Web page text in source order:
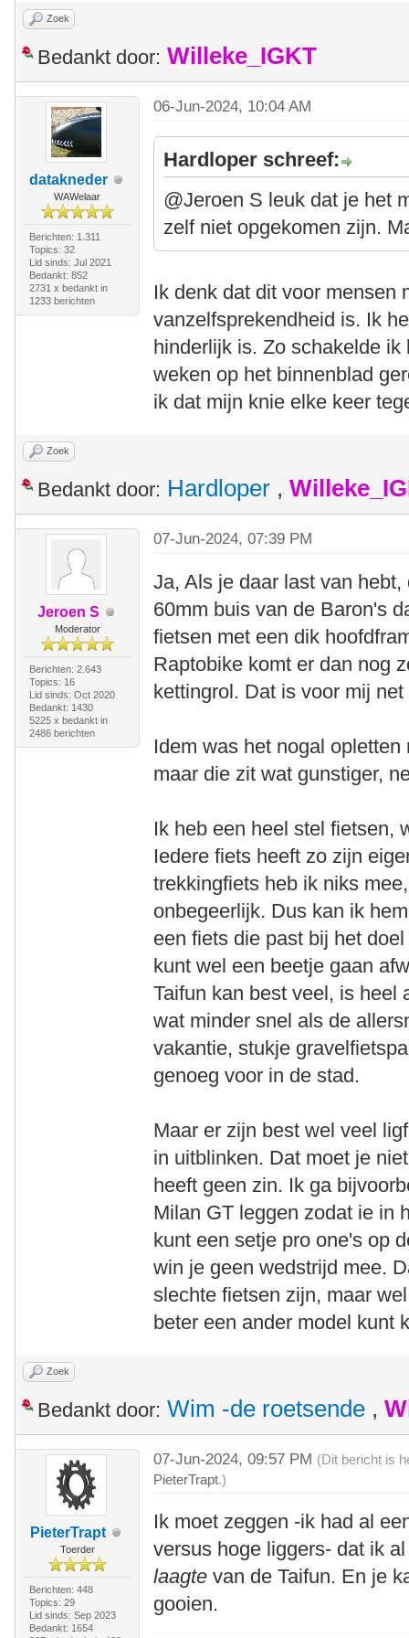
Zoek
Bedankt door: Willeke_IGKT
datakneder
WAWelaar
Berichten: 1.311
Topics: 32
Lid sinds: Jul 2021
Bedankt: 852
2731 x bedankt in
1233 berichten
06-Jun-2024, 10:04 AM
Hardloper schreef:
@Jeroen S leuk dat je het
zelf niet opgekomen zijn.
Ik denk dat dit voor mensen
vanzelfsprekendheid is. Ik
hinderlijk is. Zo schakelde
weken op het binnenblad
ik dat mijn knie elke keer
Zoek
Bedankt door: Hardloper ,
Jeroen S
Moderator
Berichten: 2.643
Topics: 16
Lid sinds: Oct 2020
Bedankt: 1430
5225 x bedankt in
2486 berichten
07-Jun-2024, 07:39 PM
Ja, Als je daar last van
60mm buis van de Baron's
fietsen met een dik
Raptobike komt er dan nog
kettingrol. Dat is voor mij
Idem was het nogal
maar die zit wat gunstiger,
Ik heb een heel stel fietsen,
Iedere fiets heeft zo zijn
trekkingfiets heb ik niks
onbegeerlijk. Dus kan ik
een fiets die past bij het
kunt wel een beetje gaan
Taifun kan best veel, is heel
wat minder snel als de
vakantie, stukje
genoeg voor in de stad.
Maar er zijn best wel veel
in uitblinken. Dat moet je
heeft geen zin. Ik ga
Milan GT leggen zodat ie in
kunt een setje pro one's op
win je geen wedstrijd mee.
slechte fietsen zijn, maar
beter een ander model kunt
Zoek
Bedankt door: Wim -de roetsende ,
PieterTrapt
Toerder
Berichten: 448
Topics: 29
Lid sinds: Sep 2023
Bedankt: 1654
07-Jun-2024, 09:57 PM (Dit bericht is
PieterTrapt.)
Ik moet zeggen -ik had al
versus hoge liggers- dat ik
laagte van de Taifun. En je
gooien.